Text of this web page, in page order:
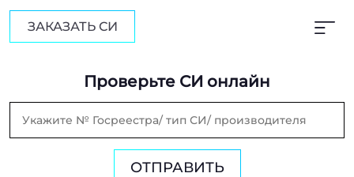
ЗАКАЗАТЬ СИ
Проверьте СИ онлайн
ОТПРАВИТЬ